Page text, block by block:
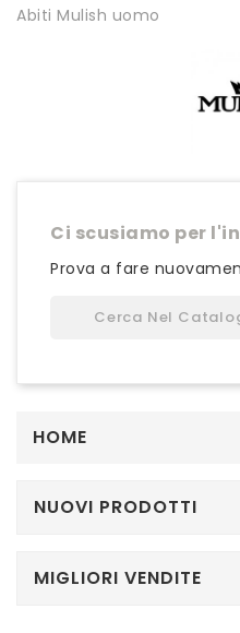
Abiti Mulish uomo
Ci scusiamo per
Prova a fare
HOME
NUOVI PRODOTTI
MIGLIORI VENDITE